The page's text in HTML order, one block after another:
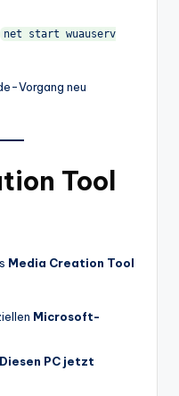
net start wuauserv
Vorgang neu
Tool
Media Creation Tool
Microsoft-
Diesen PC jetzt